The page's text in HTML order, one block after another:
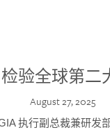
检验全球第二
August 27, 2025
执行副总裁兼研发